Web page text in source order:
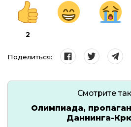
2
Поделиться:
Смотрите
Олимпиада,
Даннинга-